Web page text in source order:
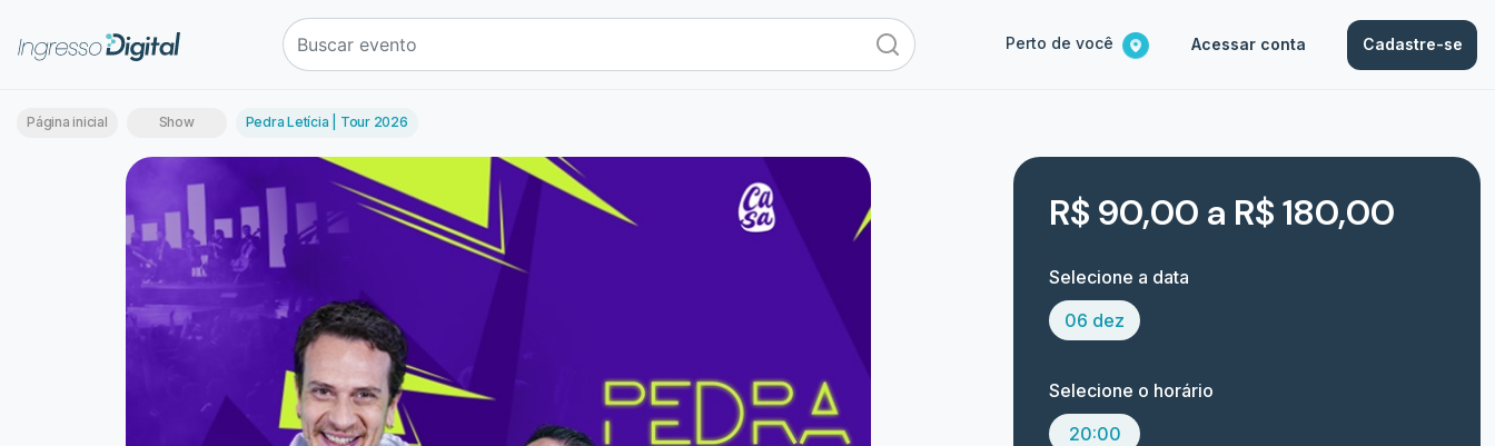
Perto de você Acessar conta Cadastre-se
Página inicial Show Pedra Letícia | Tour 2026
R$ 90,00 a R$ 180,00
Selecione a data
06 dez
Selecione o horário
20:00